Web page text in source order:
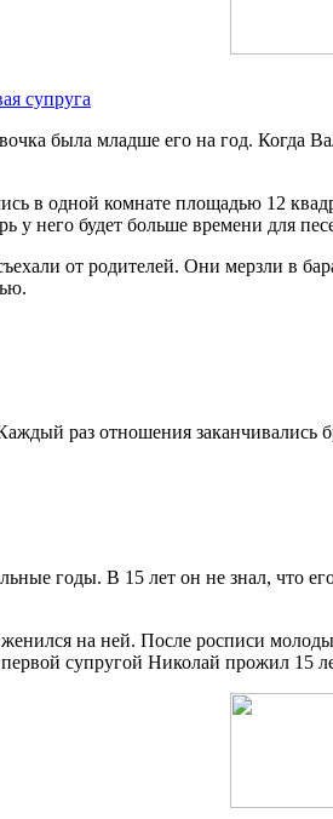
супруга
была младше его на год. Когда
в одной комнате площадью 12
у него будет больше времени для
от родителей. Они мерзли в
раз отношения заканчивались
годы. В 15 лет он не знал, что
на ней. После росписи
супругой Николай прожил 15